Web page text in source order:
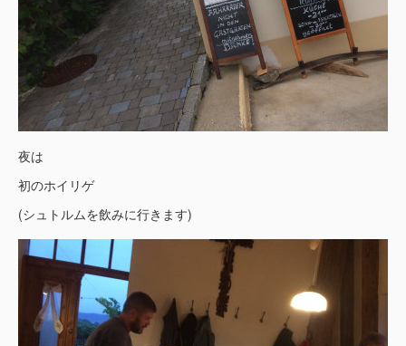
夜は
初のホイリゲ
(シュトルムを飲みに行きます)